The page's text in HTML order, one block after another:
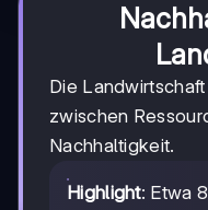
Die
zwischen
Nachhaltigkeit.
Highlight: Etwa